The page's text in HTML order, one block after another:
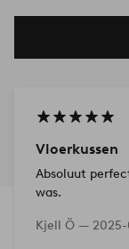
Vloerkussen
Absoluut
was.
Kjell Ö —